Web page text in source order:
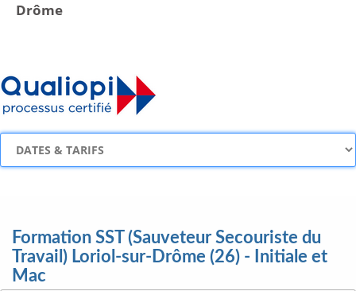
Drôme
Formation SST (Sauveteur Secouriste du
Travail) Loriol-sur-Drôme (26) - Initiale et
Mac